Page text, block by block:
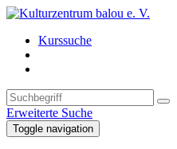
Kurssuche
Erweiterte Suche
Toggle navigation